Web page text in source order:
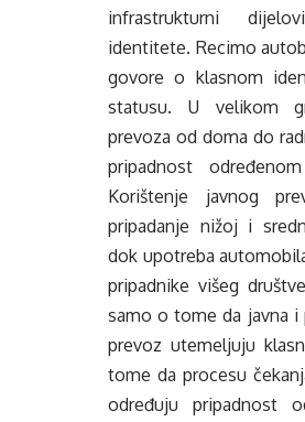
infrastrukturni
identitete. Recimo
govore o klasnom
statusu. U velikom
prevoza od doma do
pripadnost
Korištenje javnog
pripadanje nižoj i
dok upotreba
pripadnike višeg
samo o tome da javna i
prevoz utemeljuju
tome da procesu
određuju pripadnost